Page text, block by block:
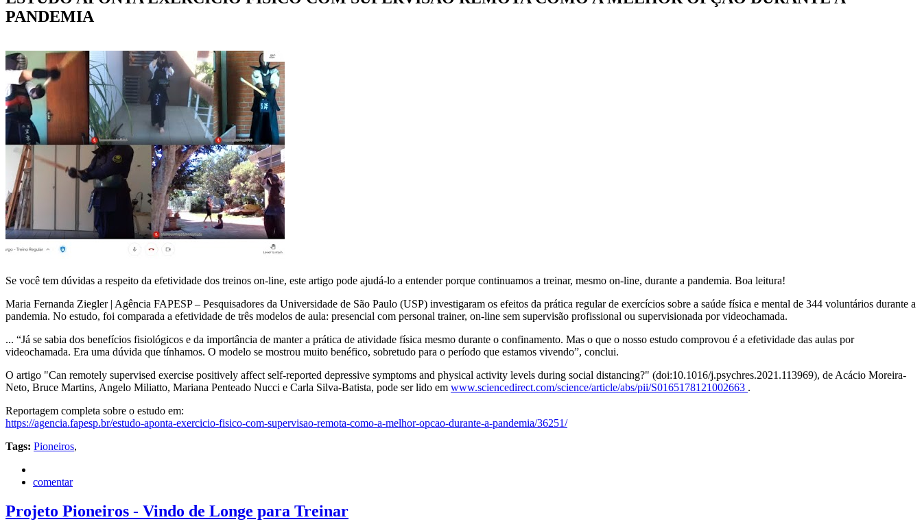
PANDEMIA
Se você tem dúvidas a respeito da efetividade dos treinos on-line, este artigo pode ajudá-lo a entender porque continuamos a treinar, mesmo on-line, durante a pandemia. Boa leitura!
Maria Fernanda Ziegler | Agência FAPESP – Pesquisadores da Universidade de São Paulo (USP) investigaram os efeitos da prática regular de exercícios sobre a saúde física e mental de 344 voluntários durante a
pandemia. No estudo, foi comparada a efetividade de três modelos de aula: presencial com personal trainer, on-line sem supervisão profissional ou supervisionada por videochamada.
... “Já se sabia dos benefícios fisiológicos e da importância de manter a prática de atividade física mesmo durante o confinamento. Mas o que o nosso estudo comprovou é a efetividade das aulas por
videochamada. Era uma dúvida que tínhamos. O modelo se mostrou muito benéfico, sobretudo para o período que estamos vivendo”, conclui.
O artigo "Can remotely supervised exercise positively affect self-reported depressive symptoms and physical activity levels during social distancing?" (doi:10.1016/j.psychres.2021.113969), de Acácio Moreira-
Neto, Bruce Martins, Angelo Miliatto, Mariana Penteado Nucci e Carla Silva-Batista, pode ser lido em www.sciencedirect.com/science/article/abs/pii/S0165178121002663 .
Reportagem completa sobre o estudo em:
https://agencia.fapesp.br/estudo-aponta-exercicio-fisico-com-supervisao-remota-como-a-melhor-opcao-durante-a-pandemia/36251/
Tags: Pioneiros,
comentar
Projeto Pioneiros - Vindo de Longe para Treinar